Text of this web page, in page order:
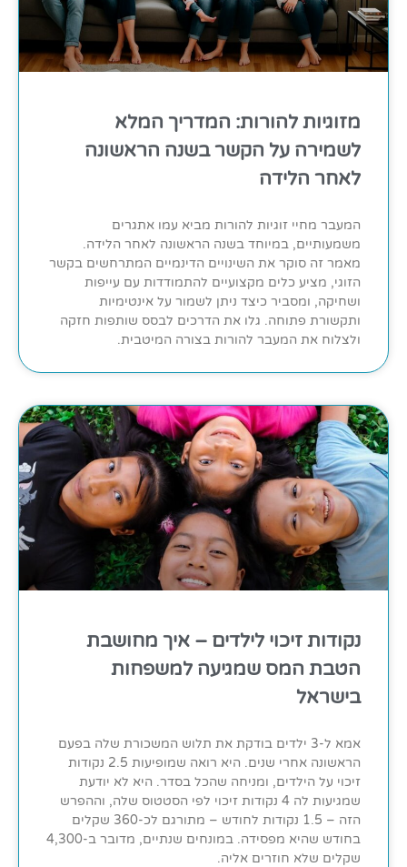
מזוגיות להורות: המדריך המלא
לשמירה על הקשר בשנה הראשונה
לאחר הלידה
המעבר מחיי זוגיות להורות מביא עמו אתגרים
משמעותיים, במיוחד בשנה הראשונה לאחר הלידה.
מאמר זה סוקר את השינויים הדינמיים המתרחשים בקשר
הזוגי, מציע כלים מקצועיים להתמודדות עם עייפות
ושחיקה, ומסביר כיצד ניתן לשמור על אינטימיות
ותקשורת פתוחה. גלו את הדרכים לבסס שותפות חזקה
ולצלוח את המעבר להורות בצורה המיטבית.
נקודות זיכוי לילדים – איך מחושבת
הטבת המס שמגיעה למשפחות
בישראל
אמא ל-3 ילדים בודקת את תלוש המשכורת שלה בפעם
הראשונה אחרי שנים. היא רואה שמופיעות 2.5 נקודות
זיכוי על הילדים, ומניחה שהכל בסדר. היא לא יודעת
שמגיעות לה 4 נקודות זיכוי לפי הסטטוס שלה, וההפרש
הזה – 1.5 נקודות לחודש – מתורגם לכ-360 שקלים
בחודש שהיא מפסידה. במונחים שנתיים, מדובר ב-4,300
שקלים שלא חוזרים אליה.